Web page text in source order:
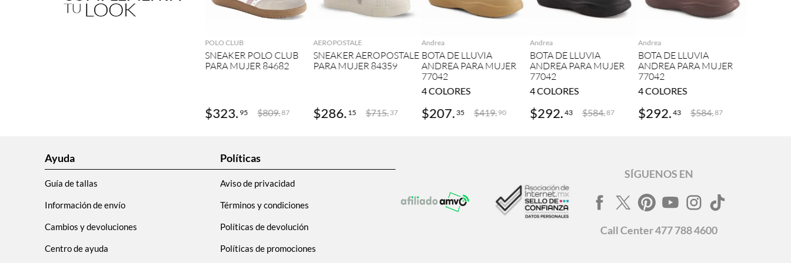
AGREGAR
POLO CLUB
SNEAKER POLO CLUB
PARA MUJER 84682
$323. 95 $809.87
AGREGAR
AEROPOSTALE
SNEAKER AEROPOSTALE
PARA MUJER 84359
$286. 15 $715. 37
AGREGAR
Andrea
BOTA DE LLUVIA
ANDREA PARA MUJER
77042
4COLORES
$207. 35 $419. 90
AGREGAR
Andrea
BOTA DE LLUVIA
ANDREA PARA MUJER
77042
4COLORES
$292.43 $584.87
AGREGAR
Andrea
BOTA DE LLUVIA
ANDREA PARA MUJER
77042
4COLORES
$292.43 $584.87
Ayuda
Guía de tallas
Información de envío
Cambios y devoluciones
Centro de ayuda
Políticas
Aviso de privacidad
Términos y condiciones
Políticas de devolución
Políticas de promociones
SÍGUENOS EN
CallCenter477 788 4600